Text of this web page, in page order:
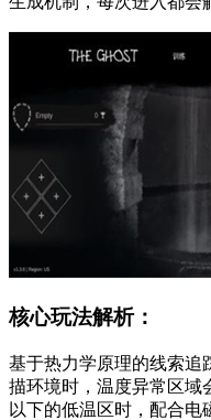
核心玩法解析：
基于热力学原理的线索追
描环境时，温度异常区
以下的低温区时，配合